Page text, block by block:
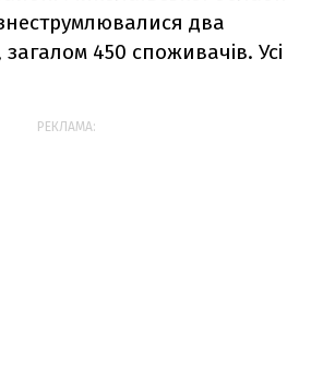
два
450 споживачів. Усі
РЕКЛАМА: